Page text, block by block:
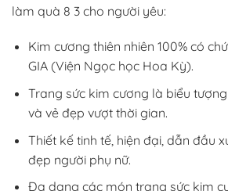
làm quà 8 3 cho người yêu:
Kim cương thiên nhiên 100% có
GIA (Viện Ngọc học Hoa Kỳ).
Trang sức kim cương là biểu
và vẻ đẹp vượt thời gian.
Thiết kế tinh tế, hiện đại, dẫn đầu
đẹp người phụ nữ.
Đa dạng các món trang sức kim